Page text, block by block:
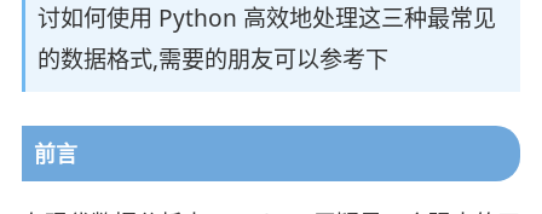
讨如何使用 Python 高效地处理这三种最常见
的数据格式,需要的朋友可以参考下
前言